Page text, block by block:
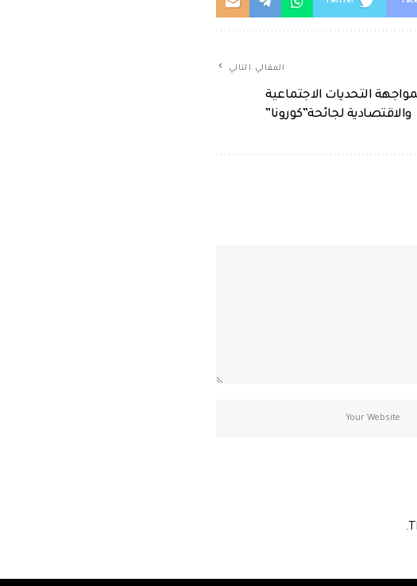
Twitter
المقالي التالي
التحديات الاجتماعية
والاقتصادية لجائحة”كورونا”